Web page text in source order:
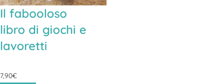
Il fabooloso
libro di giochi e
lavoretti
7,90€